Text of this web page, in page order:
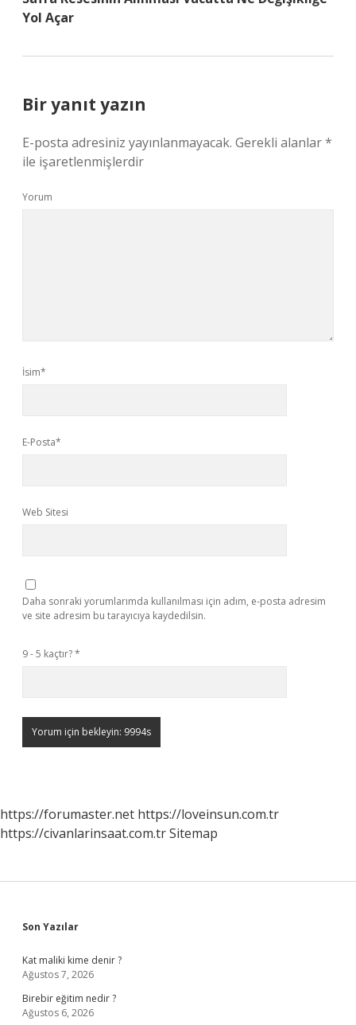
Yol Açar
Bir yanıt yazın
E-posta adresiniz yayınlanmayacak. Gerekli alanlar*
ile işaretlenmişlerdir
Yorum
İsim*
E-Posta*
Web Sitesi
Daha sonraki yorumlarımda kullanılması için adım, e-posta adresim
ve site adresim bu tarayıcıya kaydedilsin.
9 - 5 kaçtır?*
https://forumaster.net https://loveinsun.com.tr
https://civanlarinsaat.com.trSitemap
Sidebar
Son Yazılar
Kat maliki kime denir ?
Ağustos 7, 2026
Birebir eğitim nedir ?
Ağustos 6, 2026